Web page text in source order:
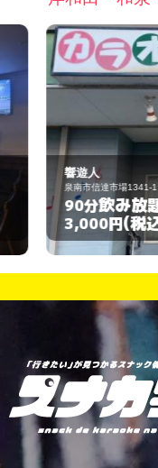
都
阪南市自然田
90分飲
3,000円